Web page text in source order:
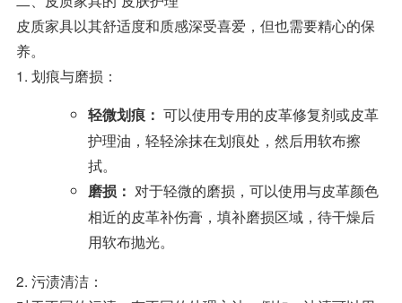
皮质家具以其舒适度和质感深受喜爱，但也需要精心的保
养。
1. 划痕与磨损：
轻微划痕： 可以使用专用的皮革修复剂或皮革
护理油，轻轻涂抹在划痕处，然后用软布擦
拭。
磨损： 对于轻微的磨损，可以使用与皮革颜色
相近的皮革补伤膏，填补磨损区域，待干燥后
用软布抛光。
2. 污渍清洁：